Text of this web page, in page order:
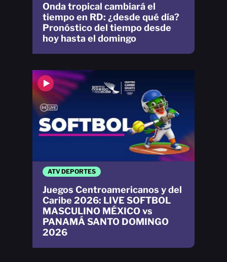
Onda tropical cambiará el
tiempo en RD: ¿desde qué día?
Pronóstico del tiempo desde
hoy hasta el domingo
ATV DEPORTES
Juegos Centroamericanos y del
Caribe 2026: LIVE SOFTBOL
MASCULINO MÉXICO vs
PANAMÁ SANTO DOMINGO
2026